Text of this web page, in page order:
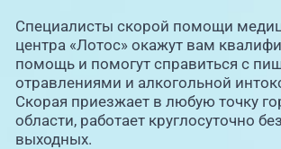
Специалисты скорой помощи
центра «Лотос» окажут вам
помощь и помогут справиться с
отравлениями и алкогольной
Скорая приезжает в любую точку
области, работает круглосуточно
выходных.